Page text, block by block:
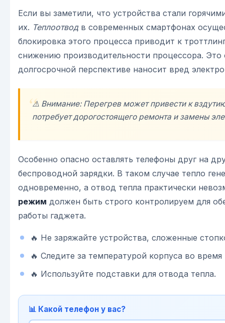
Если вы заметили, что устройства стали
их. Теплоотводв современных смартфонах
блокировка этого процесса приводит к
снижению производительности процессора.
долгосрочной перспективе наносит вред
⚠️ Внимание: Перегрев может привести к
потребует дорогостоящего ремонта и замены
Особенно опасно оставлять телефоны друг на
беспроводной зарядки. В таком случае тепло
одновременно, а отвод тепла практически
режим должен быть строго контролируем для
работы гаджета.
🔥 Не заряжайте устройства, сложенные
🔥 Следите за температурой корпуса во время
🔥 Используйте подставки для отвода тепла.
📊 Какой телефон у вас?